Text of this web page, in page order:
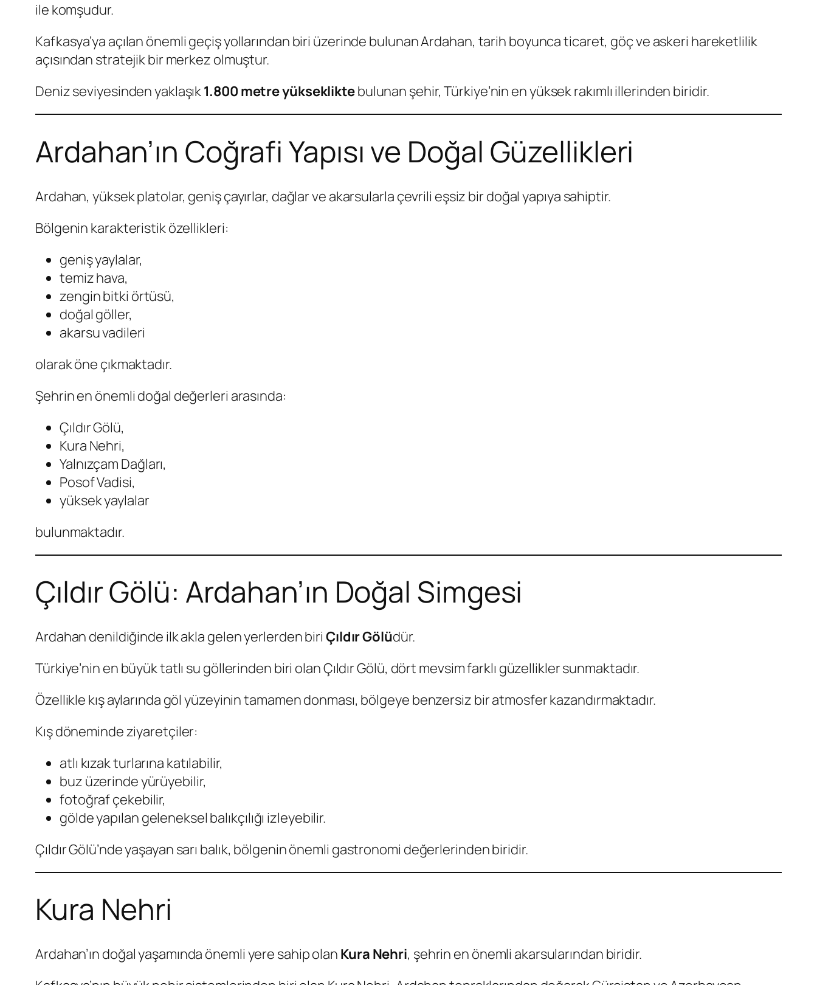
ile komşudur.
Kafkasya’ya açılan önemli geçiş yollarından biri üzerinde bulunan Ardahan, tarih boyunca ticaret, göç ve askeri hareketlilik
açısından stratejik bir merkez olmuştur.
Deniz seviyesinden yaklaşık1.800 metre yüksekliktebulunan şehir, Türkiye’nin en yüksek rakımlı illerinden biridir.
Ardahan’ın Coğrafi Yapısı ve Doğal Güzellikleri
Ardahan, yüksek platolar, geniş çayırlar, dağlar ve akarsularla çevrili eşsiz bir doğal yapıya sahiptir.
Bölgenin karakteristik özellikleri:
geniş yaylalar,
temiz hava,
zengin bitki örtüsü,
doğal göller,
akarsu vadileri
olarak öne çıkmaktadır.
Şehrin en önemli doğal değerleri arasında:
Çıldır Gölü,
Kura Nehri,
Yalnızçam Dağları,
Posof Vadisi,
yüksek yaylalar
bulunmaktadır.
Çıldır Gölü: Ardahan’ın Doğal Simgesi
Ardahan denildiğinde ilk akla gelen yerlerden biri Çıldır Gölüdür.
Türkiye’nin en büyük tatlı su göllerinden biri olan Çıldır Gölü, dört mevsim farklı güzellikler sunmaktadır.
Özellikle kış aylarında göl yüzeyinin tamamen donması, bölgeye benzersiz bir atmosfer kazandırmaktadır.
Kış döneminde ziyaretçiler:
atlı kızak turlarına katılabilir,
buz üzerinde yürüyebilir,
fotoğraf çekebilir,
gölde yapılan geleneksel balıkçılığı izleyebilir.
Çıldır Gölü’nde yaşayan sarı balık, bölgenin önemli gastronomi değerlerinden biridir.
Kura Nehri
Ardahan’ın doğal yaşamında önemli yere sahip olan Kura Nehri, şehrin en önemli akarsularından biridir.